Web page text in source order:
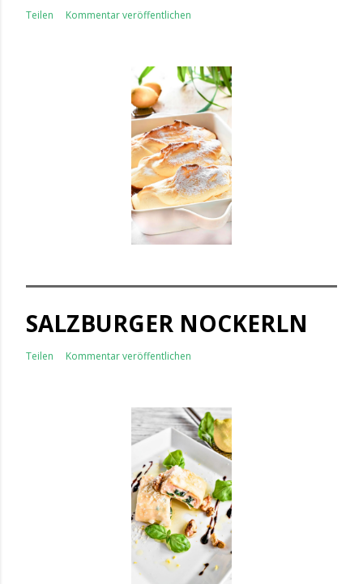
Teilen Kommentar veröffentlichen
SALZBURGER NOCKERLN
Teilen Kommentar veröffentlichen